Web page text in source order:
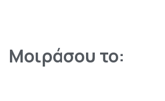
Μοιράσου το: